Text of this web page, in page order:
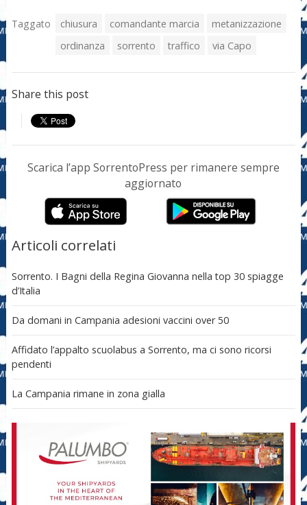
Taggato chiusura comandante marcia
metanizzazione
ordinanza
sorrento traffico via Capo
Share this post
Scarica l’app SorrentoPress per rimanere sempre
aggiornato
Articoli correlati
Sorrento. I Bagni della Regina Giovanna nella top 30 spiagge
d’Italia
Da domani in Campania adesioni vaccini over 50
Affidato l’appalto scuolabus a Sorrento, ma ci sono ricorsi
pendenti
La Campania rimane in zona gialla